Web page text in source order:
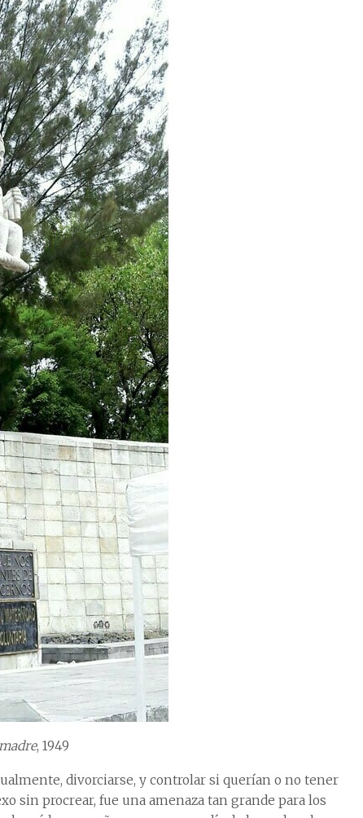
, 1949
divorciarse, y controlar si querían o no tener
sin procrear, fue una amenaza tan grande para los